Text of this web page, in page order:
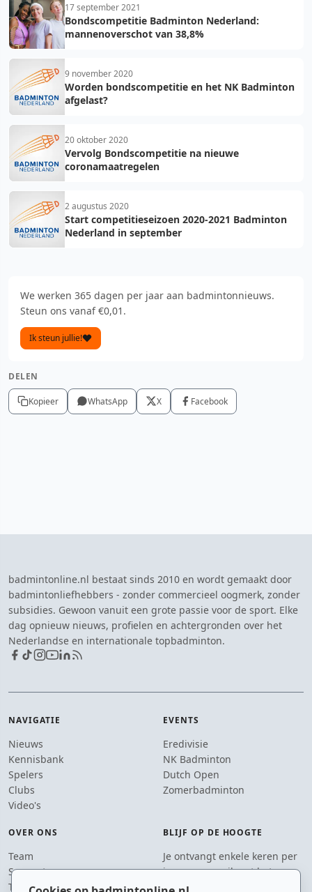
17 september 2021
Bondscompetitie Badminton Nederland:
mannenoverschot van 38,8%
9 november 2020
Worden bondscompetitie en het NK Badminton
afgelast?
20 oktober 2020
Vervolg Bondscompetitie na nieuwe
coronamaatregelen
2 augustus 2020
Start competitieseizoen 2020-2021 Badminton
Nederland in september
We werken 365 dagen per jaar aan badmintonnieuws.
Steun ons vanaf €0,01.
Ik steun jullie!
DELEN
Kopieer WhatsApp X Facebook
badmintonline.nl bestaat sinds 2010 en wordt gemaakt door
badmintonliefhebbers - zonder commercieel oogmerk, zonder
subsidies. Gewoon vanuit een grote passie voor de sport. Elke
dag opnieuw nieuws, profielen en achtergronden over het
Nederlandse en internationale topbadminton.
NAVIGATIE
Nieuws
Kennisbank
Spelers
Clubs
Video's
EVENTS
Eredivisie
NK Badminton
Dutch Open
Zomerbadminton
OVER ONS
Team
Supporters
Tip de redactie
BLIJF OP DE HOOGTE
Je ontvangt enkele keren per
jaar een e-mail met het
laatste badmintonnieuws.